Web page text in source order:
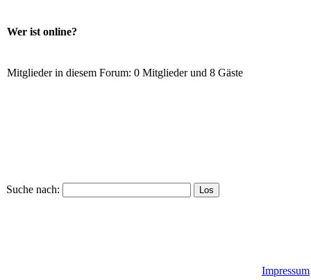
Wer ist online?
Mitglieder in diesem Forum: 0 Mitglieder und 8 Gäste
Suche nach:
Impressum